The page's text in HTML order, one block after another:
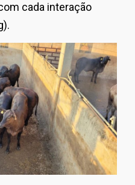
cada interação